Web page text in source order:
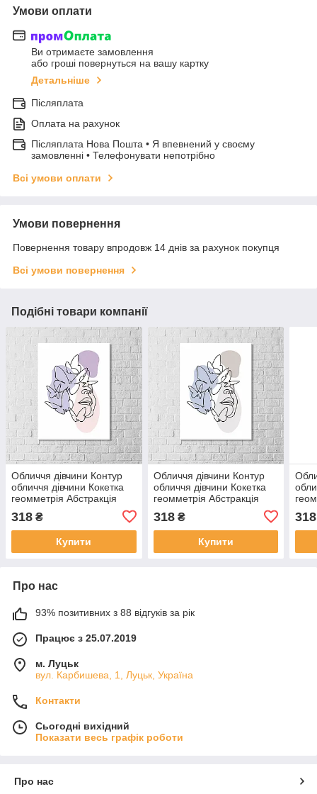
Умови оплати
Ви отримаєте замовлення
або гроші повернуться на вашу картку
Детальніше
Післяплата
Оплата на рахунок
Післяплата Нова Пошта • Я впевнений у своєму
замовленні • Телефонувати непотрібно
Всі умови оплати
Умови повернення
Повернення товару впродовж 14 днів за рахунок покупця
Всі умови повернення
Подібні товари компанії
Обличчя дівчини Контур
обличчя дівчини Кокетка
геомметрія Абстракція
Просто дівчина Мінімалізм
318 ₴
Купити
Обличчя дівчини Контур
обличчя дівчини Кокетка
геомметрія Абстракція
Просто дівчина Мінімалізм
318₴
Купити
318
Про нас
93% позитивних з 88 відгуків за рік
Працює з 25.07.2019
м. Луцьк
вул. Карбишева, 1, Луцьк, Україна
Контакти
Сьогодні вихідний
Показати весь графік роботи
Про нас